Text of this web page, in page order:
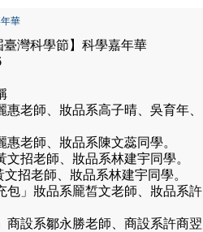
華
臺灣科學節】科學嘉年華
老師、妝品系高子晴、吳育年、
老師、妝品系陳文蕊同學。
招老師、妝品系林建宇同學。
招老師、妝品系林建宇同學。
包」妝品系龎皙文老師、妝品系許
商設系鄒永勝老師、商設系許商翌